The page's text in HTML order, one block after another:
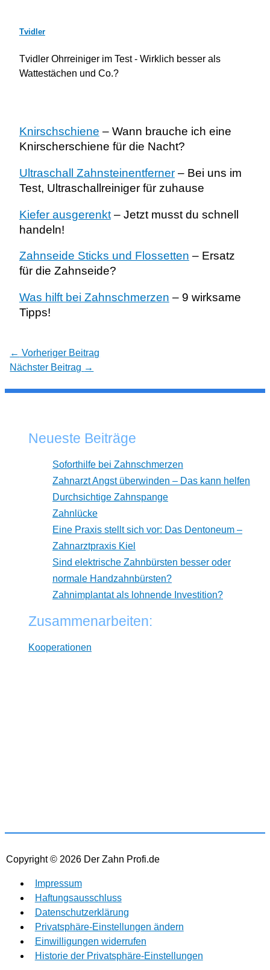
Tvidler
Tvidler Ohrreiniger im Test - Wirklich besser als
Wattestächen und Co.?
Knirschschiene – Wann brauche ich eine
Knirscherschiene für die Nacht?
Ultraschall Zahnsteinentferner– Bei uns im
Test, Ultraschallreiniger für zuhause
Kiefer ausgerenkt– Jetzt musst du schnell
handeln!
Zahnseide Sticks und Flossetten – Ersatz
für die Zahnseide?
Was hilft bei Zahnschmerzen – 9 wirksame
Tipps!
← Vorheriger Beitrag
Nächster Beitrag →
Neueste Beiträge
Soforthilfe bei Zahnschmerzen
Zahnarzt Angst überwinden – Das kann helfen
Durchsichtige Zahnspange
Zahnlücke
Eine Praxis stellt sich vor: Das Dentoneum –
Zahnarztpraxis Kiel
Sind elektrische Zahnbürsten besser oder
normale Handzahnbürsten?
Zahnimplantat als lohnende Investition?
Zusammenarbeiten:
Kooperationen
Copyright © 2026 Der Zahn Profi.de
Impressum
Haftungsausschluss
Datenschutzerklärung
Privatsphäre-Einstellungen ändern
Einwilligungen widerrufen
Historie der Privatsphäre-Einstellungen